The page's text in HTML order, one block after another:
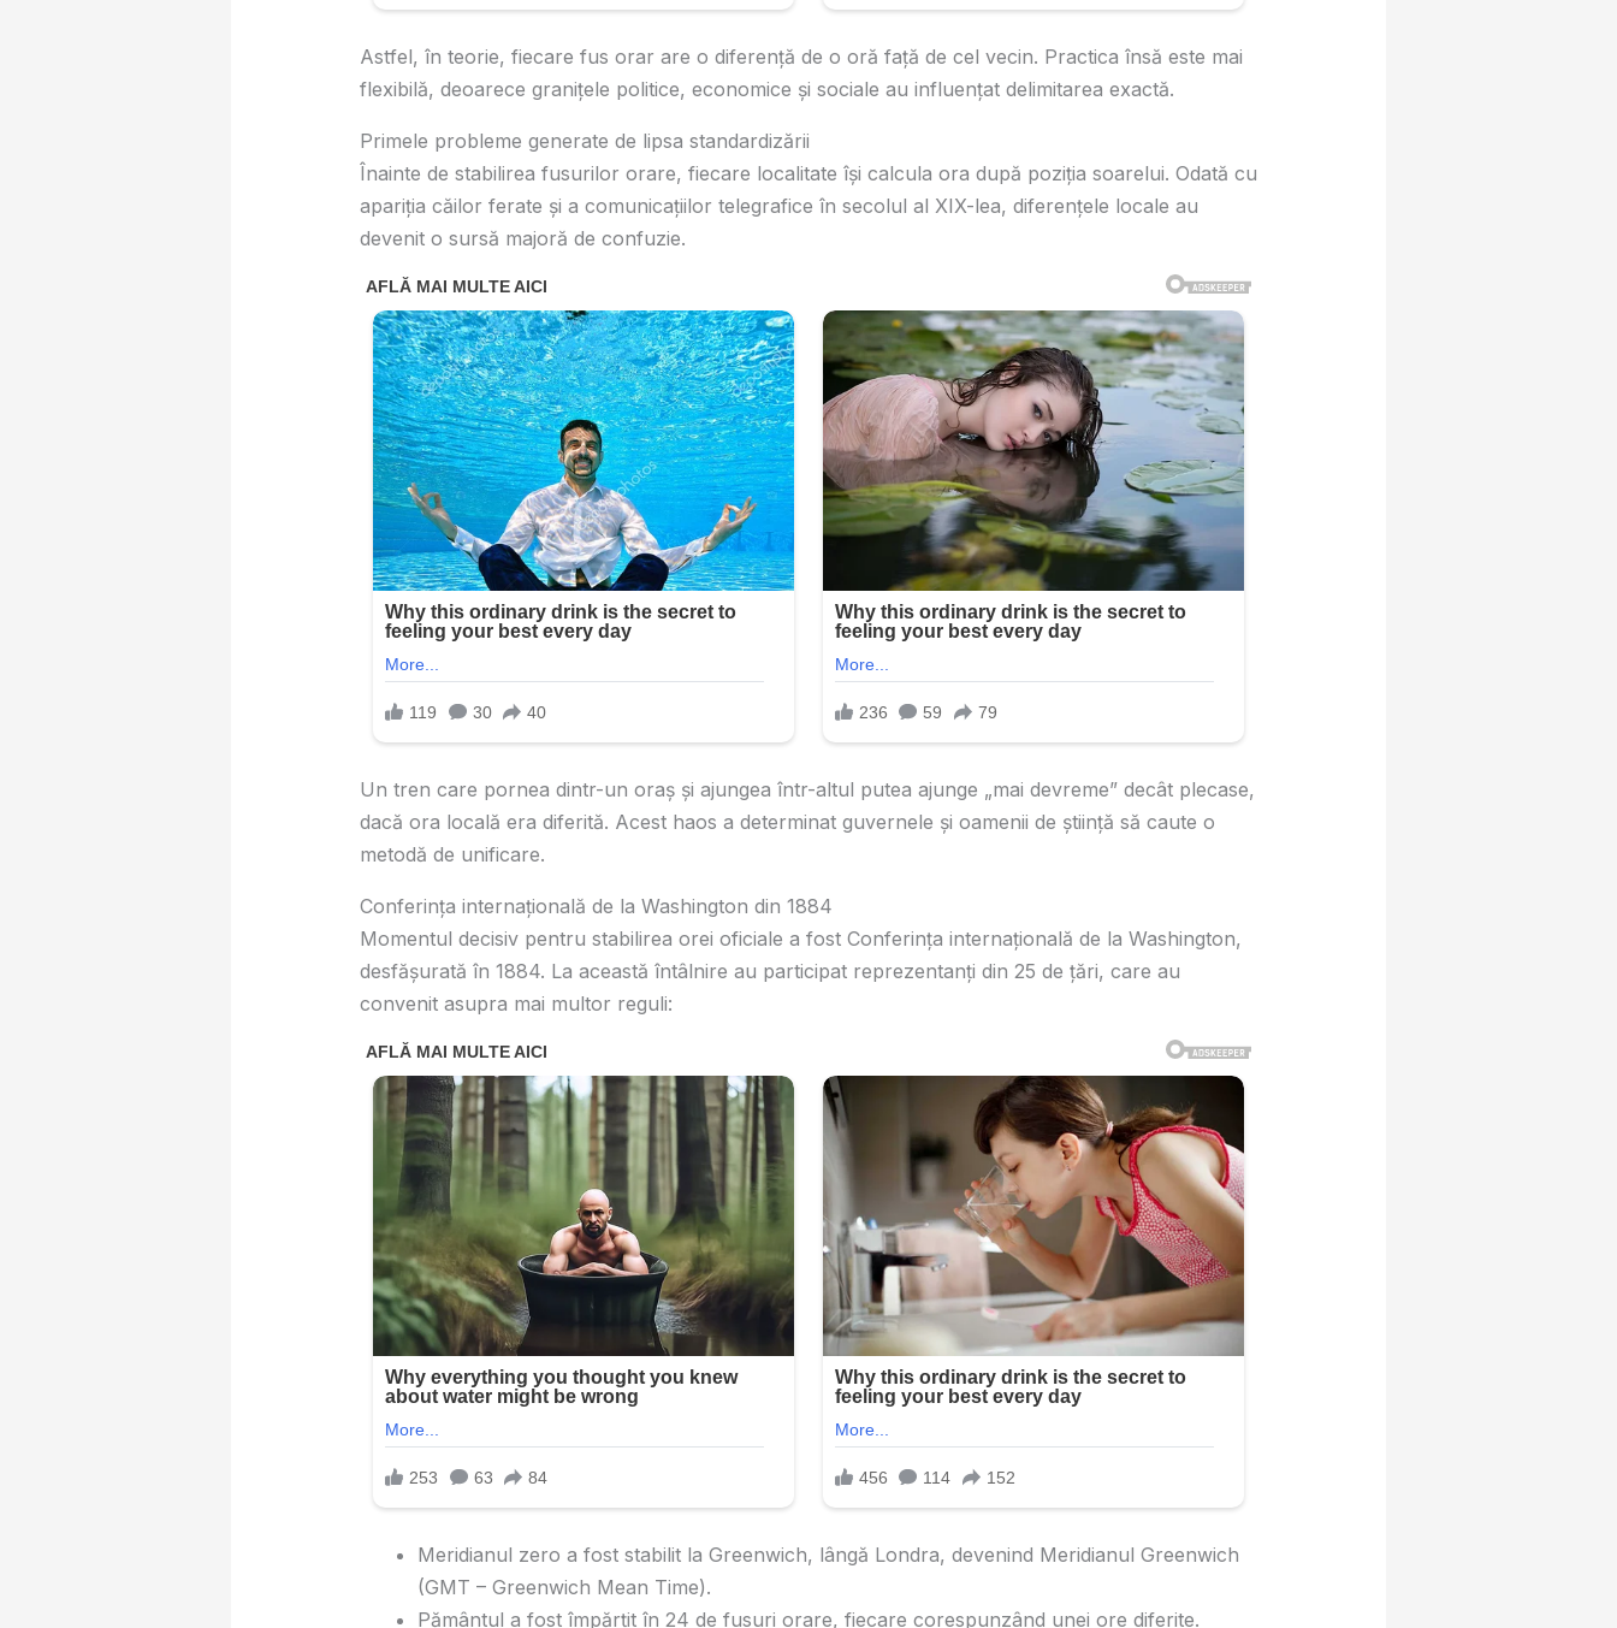
Astfel, în teorie, fiecare fus orar are o diferență de o oră față de cel vecin. Practica însă este mai
flexibilă, deoarece granițele politice, economice și sociale au influențat delimitarea exactă.
Primele probleme generate de lipsa standardizării
Înainte de stabilirea fusurilor orare, fiecare localitate își calcula ora după poziția soarelui. Odată cu
apariția căilor ferate și a comunicațiilor telegrafice în secolul al XIX-lea, diferențele locale au
devenit o sursă majoră de confuzie.
Un tren care pornea dintr-un oraș și ajungea într-altul putea ajunge „mai devreme” decât plecase,
dacă ora locală era diferită. Acest haos a determinat guvernele și oamenii de știință să caute o
metodă de unificare.
Conferința internațională de la Washington din 1884
Momentul decisiv pentru stabilirea orei oficiale a fost Conferința internațională de la Washington,
desfășurată în 1884. La această întâlnire au participat reprezentanți din 25 de țări, care au
convenit asupra mai multor reguli:
Meridianul zero a fost stabilit la Greenwich, lângă Londra, devenind Meridianul Greenwich
(GMT – Greenwich Mean Time).
Pământul a fost împărțit în 24 de fusuri orare, fiecare corespunzând unei ore diferite.